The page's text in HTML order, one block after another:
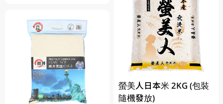
螢美人日本米 2KG (包裝
隨機發放)